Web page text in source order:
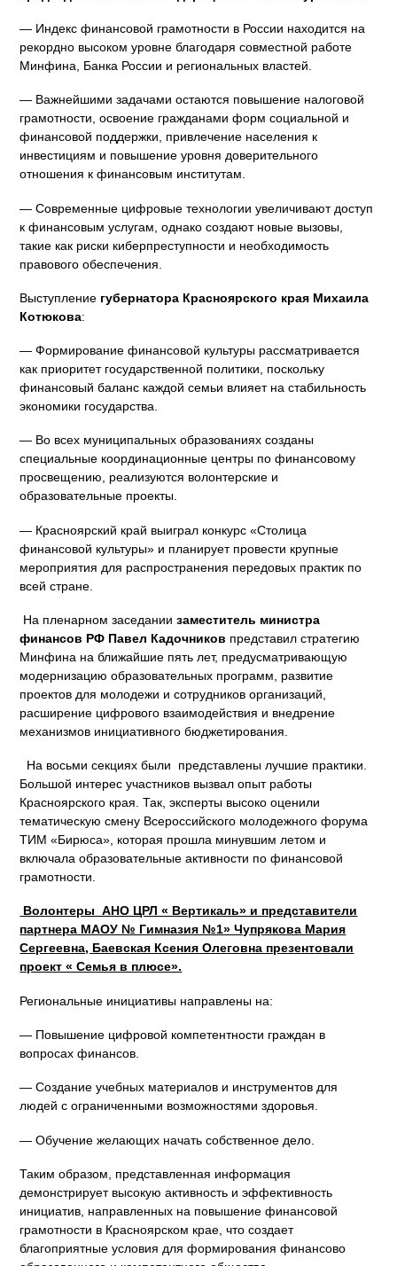
— Индекс финансовой грамотности в России находится на
рекордно высоком уровне благодаря совместной работе
Минфина, Банка России и региональных властей.
— Важнейшими задачами остаются повышение налоговой
грамотности, освоение гражданами форм социальной и
финансовой поддержки, привлечение населения к
инвестициям и повышение уровня доверительного
отношения к финансовым институтам.
— Современные цифровые технологии увеличивают доступ
к финансовым услугам, однако создают новые вызовы,
такие как риски киберпреступности и необходимость
правового обеспечения.
Выступление губернатора Красноярского края Михаила
Котюкова:
— Формирование финансовой культуры рассматривается
как приоритет государственной политики, поскольку
финансовый баланс каждой семьи влияет на стабильность
экономики государства.
— Во всех муниципальных образованиях созданы
специальные координационные центры по финансовому
просвещению, реализуются волонтерские и
образовательные проекты.
— Красноярский край выиграл конкурс «Столица
финансовой культуры» и планирует провести крупные
мероприятия для распространения передовых практик по
всей стране.
На пленарном заседаниизаместитель министра
финансов РФ Павел Кадочников представил стратегию
Минфина на ближайшие пять лет, предусматривающую
модернизацию образовательных программ, развитие
проектов для молодежи и сотрудников организаций,
расширение цифрового взаимодействия и внедрение
механизмов инициативного бюджетирования.
На восьми секциях были представлены лучшие практики.
Большой интерес участников вызвал опыт работы
Красноярского края. Так, эксперты высоко оценили
тематическую смену Всероссийского молодежного форума
ТИМ «Бирюса», которая прошла минувшим летом и
включала образовательные активности по финансовой
грамотности.
Волонтеры АНО ЦРЛ « Вертикаль» и представители
партнера МАОУ № Гимназия №1» Чупрякова Мария
Сергеевна, Баевская Ксения Олеговна презентовали
проект « Семья в плюсе».
Региональные инициативы направлены на:
— Повышение цифровой компетентности граждан в
вопросах финансов.
— Создание учебных материалов и инструментов для
людей с ограниченными возможностями здоровья.
— Обучение желающих начать собственное дело.
Таким образом, представленная информация
демонстрирует высокую активность и эффективность
инициатив, направленных на повышение финансовой
грамотности в Красноярском крае, что создает
благоприятные условия для формирования финансово